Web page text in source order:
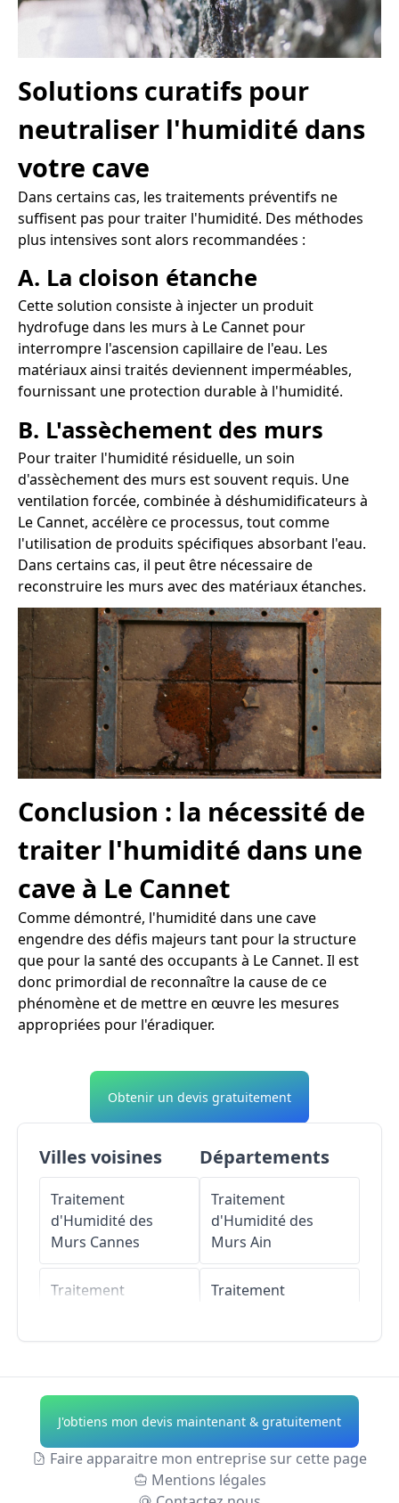
Solutions curatifs pour
neutraliser l'humidité dans
votre cave
Dans certains cas, les traitements préventifs ne
suffisent pas pour traiter l'humidité. Des méthodes
plus intensives sont alors recommandées :
A. La cloison étanche
Cette solution consiste à injecter un produit
hydrofuge dans les murs à Le Cannet pour
interrompre l'ascension capillaire de l'eau. Les
matériaux ainsi traités deviennent imperméables,
fournissant une protection durable à l'humidité.
B. L'assèchement des murs
Pour traiter l'humidité résiduelle, un soin
d'assèchement des murs est souvent requis. Une
ventilation forcée, combinée à déshumidificateurs à
Le Cannet, accélère ce processus, tout comme
l'utilisation de produits spécifiques absorbant l'eau.
Dans certains cas, il peut être nécessaire de
reconstruire les murs avec des matériaux étanches.
Conclusion : la nécessité de
traiter l'humidité dans une
cave à Le Cannet
Comme démontré, l'humidité dans une cave
engendre des défis majeurs tant pour la structure
que pour la santé des occupants à Le Cannet. Il est
donc primordial de reconnaître la cause de ce
phénomène et de mettre en œuvre les mesures
appropriées pour l'éradiquer.
Obtenir un devis gratuitement
Villes voisines
Traitement
d'Humidité des
Murs Cannes
Traitement
Traitement
d'Humidité des
Murs Mougins
Traitement
d'Humidité des
Départements
Traitement
d'Humidité des
Murs Ain
Traitement
Traitement
d'Humidité des
Murs Allier
Traitement
d'Humidité des
J'obtiens mon devis maintenant & gratuitement
Faire apparaitre mon entreprise sur cette page
Mentions légales